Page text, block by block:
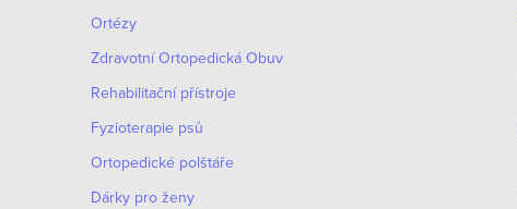
Ortézy
Zdravotní Ortopedická Obuv
Rehabilitační přístroje
Fyzioterapie psů
Ortopedické polštáře
Dárky pro ženy